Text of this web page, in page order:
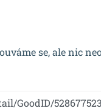
se, ale nic